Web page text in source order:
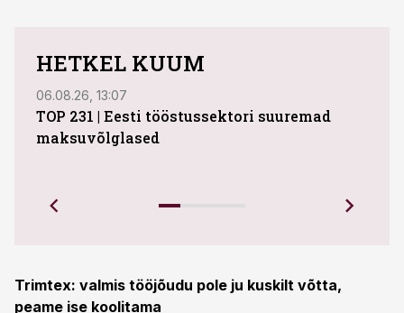
HETKEL KUUM
06.08.26, 13:07
TOP 231 | Eesti tööstussektori suuremad
maksuvõlglased
Trimtex: valmis tööjõudu pole ju kuskilt võtta,
peame ise koolitama